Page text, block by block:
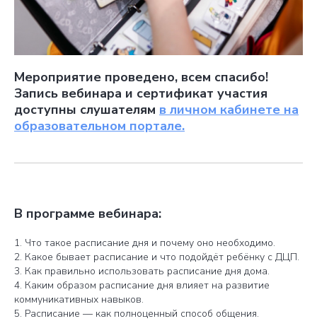
Мероприятие проведено, всем спасибо!
Запись вебинара и сертификат участия
доступны слушателям в личном кабинете на
образовательном портале.
В программе вебинара:
1. Что такое расписание дня и почему оно необходимо.
2. Какое бывает расписание и что подойдёт ребёнку с ДЦП.
3. Как правильно использовать расписание дня дома.
4. Каким образом расписание дня влияет на развитие
коммуникативных навыков.
5. Расписание — как полноценный способ общения.